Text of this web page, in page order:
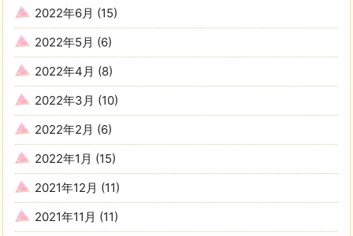
2022年6月 (15)
2022年5月 (6)
2022年4月 (8)
2022年3月 (10)
2022年2月 (6)
2022年1月 (15)
2021年12月 (11)
2021年11月 (11)